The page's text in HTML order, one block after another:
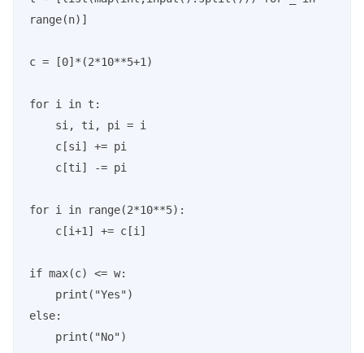
range(n)]
c = [0]*(2*10**5+1)
for i in t:
si, ti, pi = i
c[si] += pi
c[ti] -= pi
for i in range(2*10**5):
c[i+1] += c[i]
if max(c) <= w:
print("Yes")
else:
print("No")